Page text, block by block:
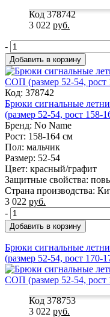
Код 378742
3 022 руб.
-
Добавить в корзину
Код: 378742
Брюки сигнальные
(размер 52-54, рост 158-
Бренд: No Name
Рост: 158-164 см
Пол: мальчик
Размер: 52-54
Цвет: красный/графит
Защитные свойства:
Страна производства:
3 022 руб.
-
Добавить в корзину
Брюки сигнальные
(размер 52-54, рост 170-
Код 378753
3 022 руб.